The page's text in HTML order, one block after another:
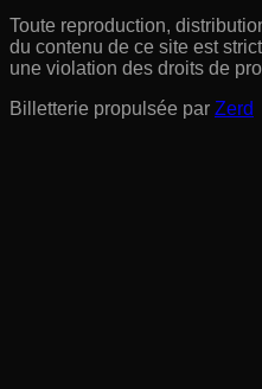
Toute reproduction,
du contenu de ce site est
une violation des droits de
Billetterie propulsée par Zerd